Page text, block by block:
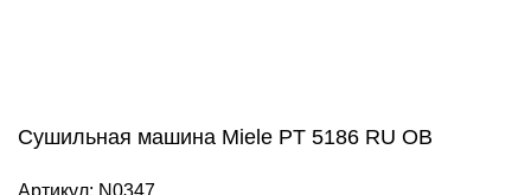
Сушильная машина Miele PT 5186 RU OB
Артикул: N0347